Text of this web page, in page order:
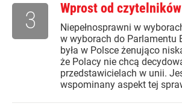
Wprost od czytelników
Niepełnosprawni w
w wyborach do Parlamentu
była w Polsce żenująco
że Polacy nie chcą
przedstawicielach w unii.
wspominany aspekt tej
3